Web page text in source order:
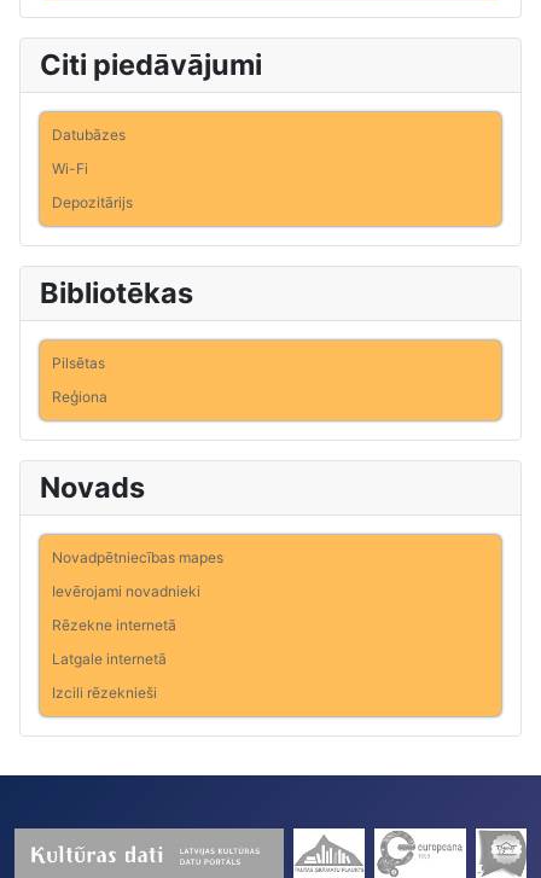
Citi piedāvājumi
Datubāzes
Wi-Fi
Depozitārijs
Bibliotēkas
Pilsētas
Reģiona
Novads
Novadpētniecības mapes
Ievērojami novadnieki
Rēzekne internetā
Latgale internetā
Izcili rēzeknieši